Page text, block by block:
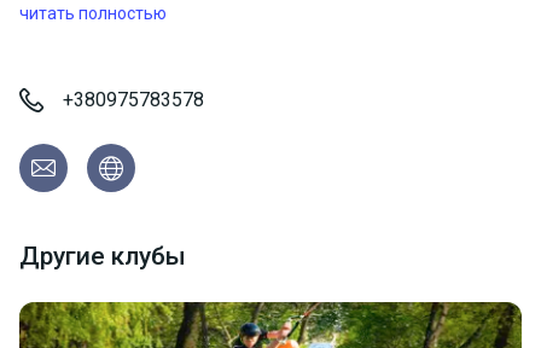
над результатом, поэтому в теннисе довольно много
Перед собой игрок видит сетку для большого тенниса,
Помимо того, что вы отбиваете мяч, в процессе игры
происходит обмен положительной энергией.
живость реакции, сылу. Теннисист во время игры
успевает продумать, рассчитать, множество игровых
комбинаций.
Из-за такого комплекса физических, психологических
читать полностью
+380975783578
Другие клубы